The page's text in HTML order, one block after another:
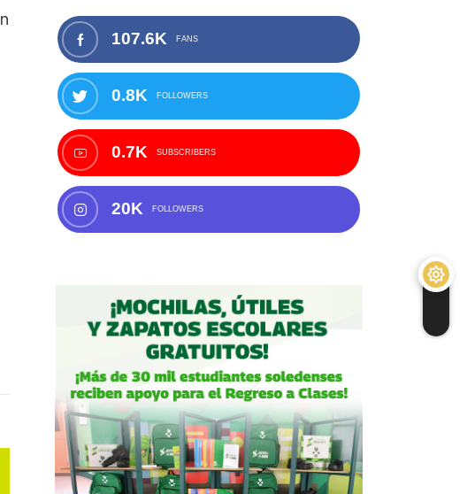
107.6K FANS
0.8K FOLLOWERS
0.7K SUBSCRIBERS
20K FOLLOWERS